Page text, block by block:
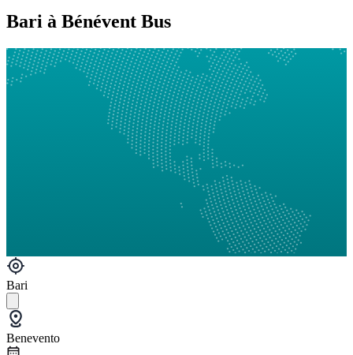
Bari à Bénévent Bus
Bari
Benevento